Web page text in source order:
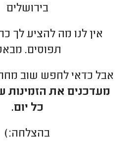
בירושלים
אין לנו מה להציע לך
תפוסים.
אבל כדאי לחפש שוב
מעדכנים את
כל יום.
בהצלחה:)